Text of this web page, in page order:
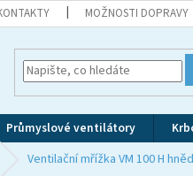
MOŽNOSTI DOPRAVY
Průmyslové ventilátory
Ventilační mřížka VM 100 H